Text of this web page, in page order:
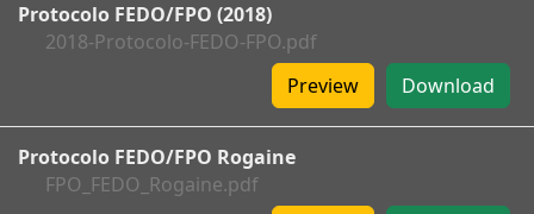
Protocolo FEDO/FPO (2018)
2018-Protocolo-FEDO-FPO.pdf
Download
Preview
Protocolo FEDO/FPO Rogaine
FPO_FEDO_Rogaine.pdf